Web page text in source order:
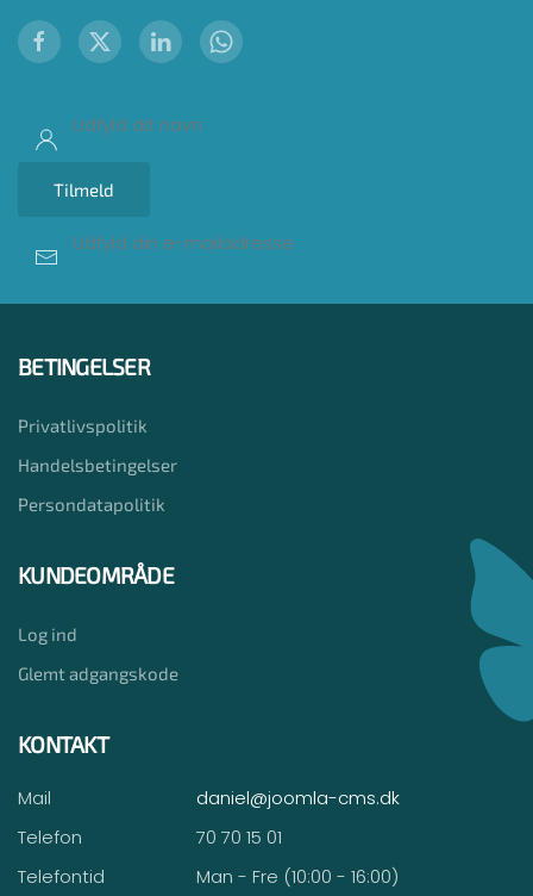
Tilmeld
BETINGELSER
Privatlivspolitik
Handelsbetingelser
Persondatapolitik
KUNDEOMRÅDE
Log ind
Glemt adgangskode
KONTAKT
Mail
daniel@joomla-cms.dk
Telefon
70 70 15 01
Telefontid
Man - Fre (10:00 - 16:00)